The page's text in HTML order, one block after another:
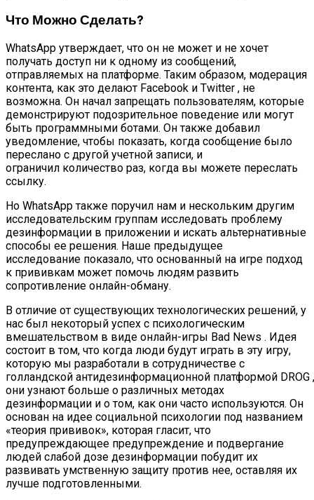
Что Можно Сделать?
WhatsApp утверждает, что он не может и не хочет
получать доступ ни к одному из сообщений,
отправляемых на платформе. Таким образом, модерация
контента, как это делают Facebook и Twitter , не
возможна. Он начал запрещать пользователям, которые
демонстрируют подозрительное поведение или могут
быть программными ботами. Он также добавил
уведомление, чтобы показать, когда сообщение было
переслано с другой учетной записи, и
ограничил количество раз, когда вы можете переслать
ссылку.
Но WhatsApp также поручил нам и нескольким другим
исследовательским группам исследовать проблему
дезинформации в приложении и искать альтернативные
способы ее решения. Наше предыдущее
исследование показало, что основанный на игре подход
к прививкам может помочь людям развить
сопротивление онлайн-обману.
В отличие от существующих технологических решений, у
нас был некоторый успех с психологическим
вмешательством в виде онлайн-игры Bad News . Идея
состоит в том, что когда люди будут играть в эту игру,
которую мы разработали в сотрудничестве с
голландской антидезинформационной платформой DROG ,
они узнают больше о различных методах
дезинформации и о том, как они часто используются. Он
основан на идее социальной психологии под названием
«теория прививок», которая гласит, что
предупреждающее предупреждение и подвергание
людей слабой дозе дезинформации побудит их
развивать умственную защиту против нее, оставляя их
лучше подготовленными.